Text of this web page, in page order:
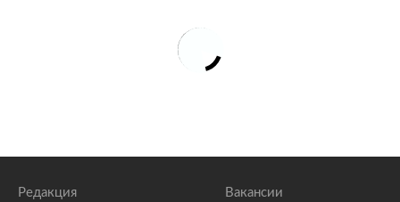
Редакция Вакансии